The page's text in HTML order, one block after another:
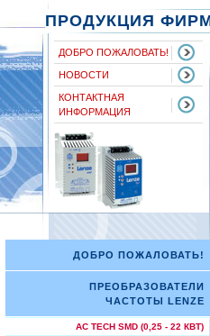
ПРОДУКЦИЯ
ДОБРО ПОЖАЛОВАТЬ!
НОВОСТИ
КОНТАКТНАЯ
ИНФОРМАЦИЯ
ДОБРО ПОЖАЛОВАТЬ!
ПРЕОБРАЗОВАТЕЛИ
ЧАСТОТЫ LENZE
AC TECH SMD (0,25 - 22 КВТ)